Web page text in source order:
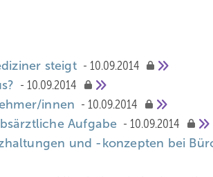
steigt
10.09.2014
10.09.2014
innen
10.09.2014
Aufgabe
10.09.2014
und -konzepten bei